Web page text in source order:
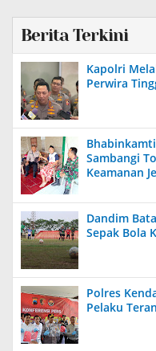
Berita Terkini
Kapolri
Perwira
Sambangi
Keamanan
Dandim
Sepak Bola
Polres
Pelaku